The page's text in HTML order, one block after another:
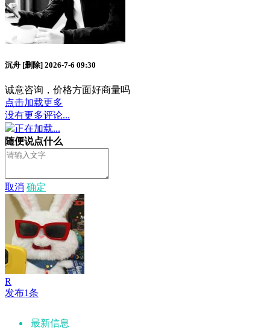
沉舟 [删除] 2026-7-6 09:30
诚意咨询，价格方面好商量吗
点击加载更多
没有更多评论...
正在加载...
随便说点什么
取消 确定
R
发布1条
最新信息